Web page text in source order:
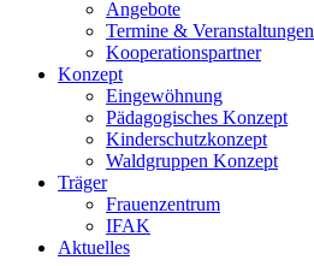
Angebote
Termine & Veranstaltungen
Kooperationspartner
Konzept
Eingewöhnung
Pädagogisches Konzept
Kinderschutzkonzept
Waldgruppen Konzept
Träger
Frauenzentrum
IFAK
Aktuelles